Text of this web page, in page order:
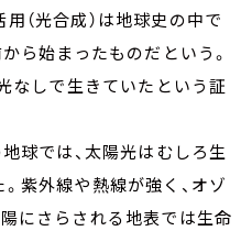
（光合成）は地球史の中で
ら始まったものだという。
なしで生きていたという証
球では、太陽光はむしろ生
紫外線や熱線が強く、オゾ
にさらされる地表では生命